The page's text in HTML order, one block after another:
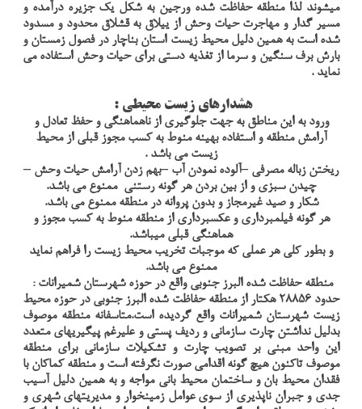
ميشوند لذا منطقه حفاظت شده ورجين به شكل يك جزيره درآمده و
مسير گدار و مهاجرت حيات وحش از ييلاق به قشلاق محدود و مسدود
شده است به همين دليل محيط زيست استان بناچار در فصول زمستان و
بارش برف سنگين و سرما از تغذيه دستي براي حيات وحش استفاده مي
نمايد .
هشدارهاي زيست محيطي :
ورود به اين مناطق به جهت جلوگيري از ناهماهنگي و حفظ تعادل و
آرامش منطقه و استفاده بهينه منوط به كسب مجوز قبلي از محيط
زيست مي باشد .
ريختن زباله مصرفي –آلوده نمودن آب –بهم زدن آرامش حيات وحش –
چيدن سبزي و از بين بردن هر گونه رستني ممنوع مي باشد.
شكار و صيد غيرمجاز و بدون پروانه در منطقه ممنوع مي باشد.
هر گونه فيلمبرداري و عكسبرداري از منطقه منوط به كسب مجوز و
هماهنگي قبلی ميباشد.
و بطور کلی هر عملی که موجبات تخریب محیط زیست را فراهم نماید
ممنوع می باشد.
منطقه حفاظت شده البرز جنوبی واقع در حوزه شهرستان شمیرانات :
حدود 28856 هکتار از منطقه حفاظت شده البرز جنوبی در حوزه محیط
زیست شهرستان شمیرانات واقع گردیده است.متاسفانه منطقه موصوف
بدلیل نداشتن چارت سازمانی و ردیف پستی و علیرغم پیگیریهای متعدد
این واحد مبنی بر تصویب چارت و تشکیلات سازمانی برای منطقه
موصوف تاکنون هیچ گونه اقدامی صورت نگرفته است و منطقه کماکان با
فقدان محیط بان و ساختمان محیط بانی مواجه و به همین دلیل آسیب
جدی و جبران ناپذیری از سوی عوامل زمینخوار و مدیریتهای شهری و